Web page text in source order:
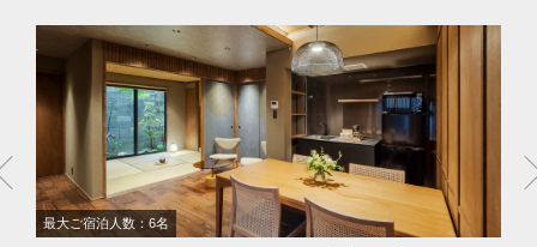
最大ご宿泊人数：6名